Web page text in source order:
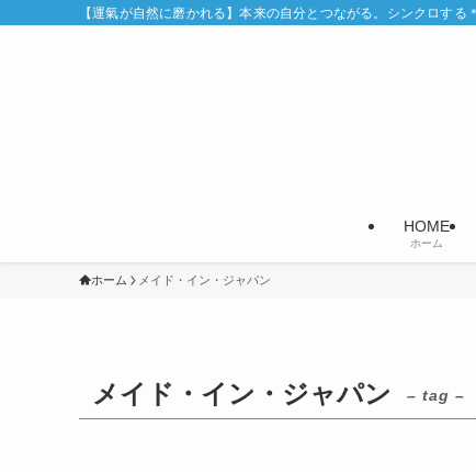
【運氣が自然に磨かれる】本来の自分とつながる。シンクロする
HOME
ホーム
ホーム メイド・イン・ジャパン
メイド・イン・ジャパン – tag –